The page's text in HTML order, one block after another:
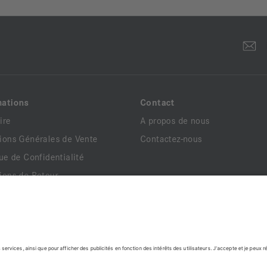
Générales de Vente
de Confidentialité
de Retour
Contact
A propos de nous
Contactez-nous